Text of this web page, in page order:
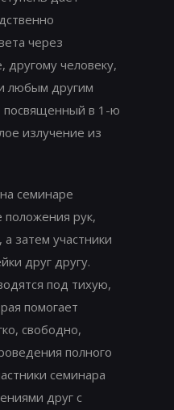
через
другому человеку,
любым другим
посвященный в 1-ю
излучение из
семинаре
рук,
затем участники
друг другу.
под тихую,
помогает
свободно,
полного
семинара
друг с